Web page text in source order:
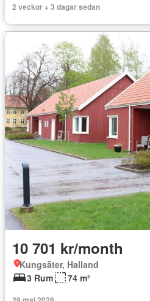
2 veckor + 3 dagar sedan
10 701 kr/month
Kungsäter, Halland
3 Rum
74 m²